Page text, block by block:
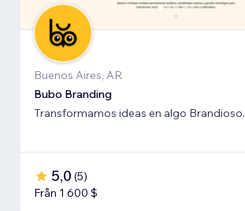
Buenos Aires, AR
Bubo Branding
Transformamos ideas en algo Brandioso.
5,0 (5)
Från 1 600 $